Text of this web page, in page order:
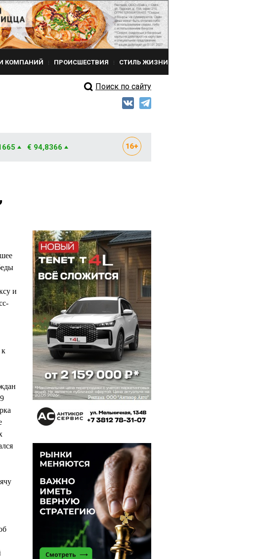
КОМПАНИЙ ПРОИСШЕСТВИЯ СТИЛЬ ЖИЗНИ
Поиск по сайту
€ 94,8366
и
к